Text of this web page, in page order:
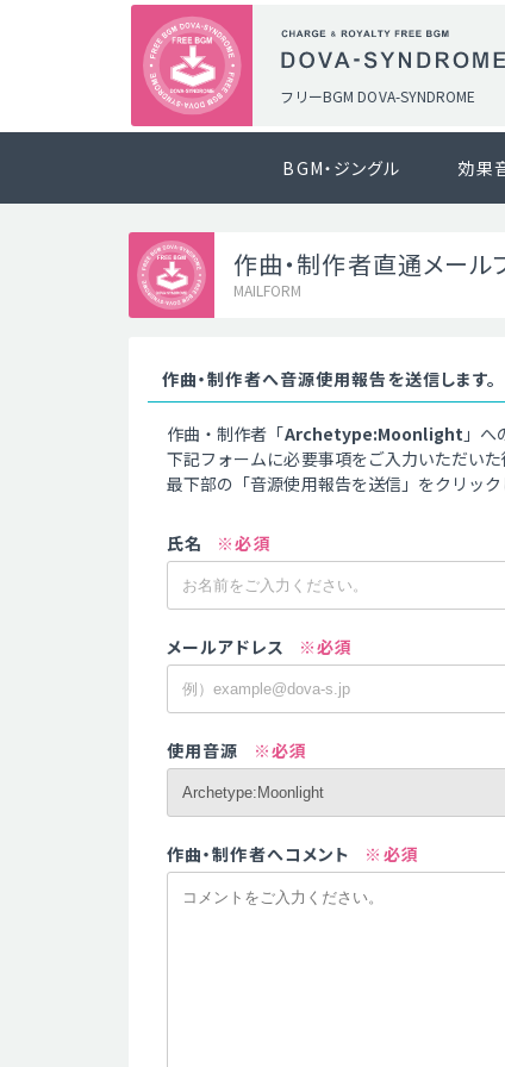
フリーBGM DOVA-SYNDROME
BGM・ジングル 効果
作曲・制作者直通メール
MAILFORM
作曲・制作者へ音源使用報告を送信します。
作曲・制作者「Archetype:Moonlight」へ
下記フォームに必要事項をご入力いただい
最下部の「音源使用報告を送信」をクリック
氏名 ※必須
メールアドレス ※必須
使用音源 ※必須
作曲・制作者へコメント ※必須